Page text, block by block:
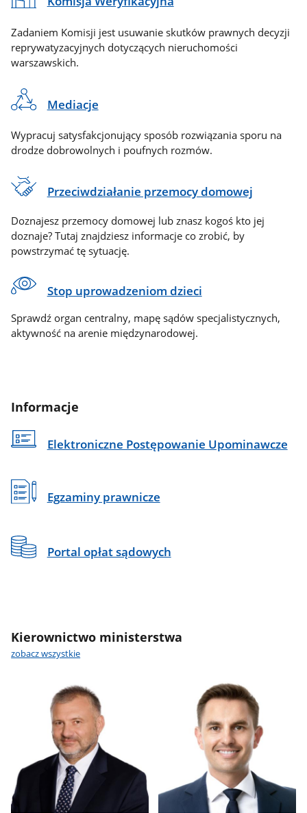
Zadaniem Komisji jest usuwanie skutków prawnych decyzji
reprywatyzacyjnych dotyczących nieruchomości
warszawskich.
Mediacje
Wypracuj satysfakcjonujący sposób rozwiązania sporu na
drodze dobrowolnych i poufnych rozmów.
Przeciwdziałanie przemocy domowej
Doznajesz przemocy domowej lub znasz kogoś kto jej
doznaje? Tutaj znajdziesz informacje co zrobić, by
powstrzymać tę sytuację.
Stop uprowadzeniom dzieci
Sprawdź organ centralny, mapę sądów specjalistycznych,
aktywność na arenie międzynarodowej.
Informacje
Elektroniczne Postępowanie Upominawcze
Egzaminy prawnicze
Portal opłat sądowych
Kierownictwo ministerstwa
zobacz wszystkie